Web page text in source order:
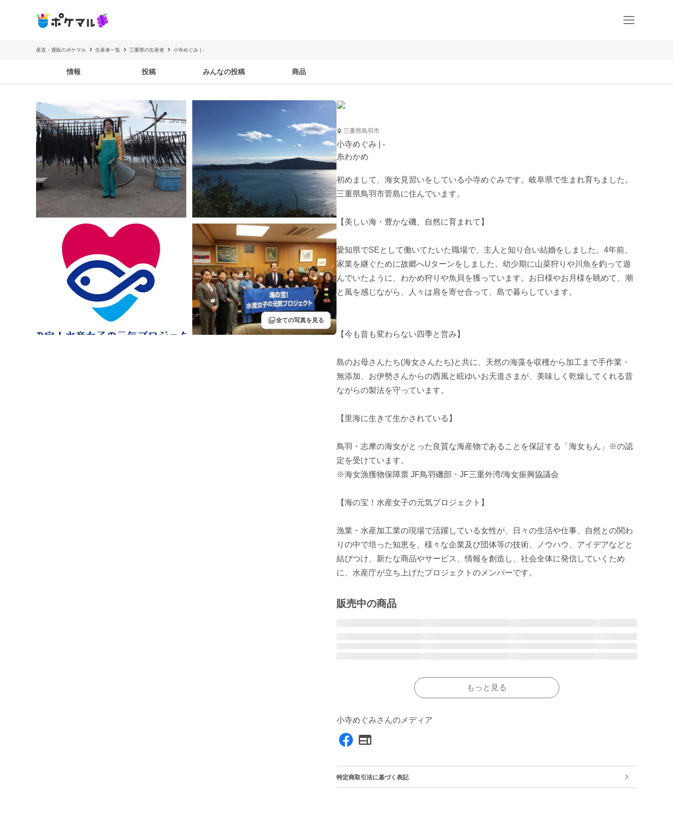
産直・通販のポケマル 生産者一覧 三重県の生産者 小寺めぐみ | -
情報 投稿 みんなの投稿 商品
filter全ての写真を見る
三重県鳥羽市
小寺めぐみ | -
糸わかめ
初めまして、海女見習いをしている小寺めぐみです。岐阜県で生まれ育ちました。
三重県鳥羽市菅島に住んでいます。
【美しい海・豊かな磯、自然に育まれて】
愛知県でSEとして働いてたいた職場で、主人と知り合い結婚をしました。4年前、
家業を継ぐために故郷へUターンをしました。幼少期に山菜狩りや川魚を釣って遊
んでいたように、わかめ狩りや魚貝を獲っています。お日様やお月様を眺めて、潮
と風を感じながら、人々は肩を寄せ合って、島で暮らしています。
【今も昔も変わらない四季と営み】
島のお母さんたち(海女さんたち)と共に、天然の海藻を収穫から加工まで手作業・
無添加、お伊勢さんからの西風と眩ゆいお天道さまが、美味しく乾燥してくれる昔
ながらの製法を守っています。
【里海に生きて生かされている】
鳥羽・志摩の海女がとった良質な海産物であることを保証する「海女もん」※の認
定を受けています。
※海女漁獲物保障票 JF鳥羽磯部・JF三重外湾/海女振興協議会
【海の宝！水産女子の元気プロジェクト】
漁業・水産加工業の現場で活躍している女性が、日々の生活や仕事、自然との関わ
りの中で培った知恵を、様々な企業及び団体等の技術、ノウハウ、アイデアなどと
結びつけ、新たな商品やサービス、情報を創造し、社会全体に発信していくため
に、水産庁が立ち上げたプロジェクトのメンバーです。
販売中の商品
もっと見る
小寺めぐみさんのメディア
特定商取引法に基づく表記